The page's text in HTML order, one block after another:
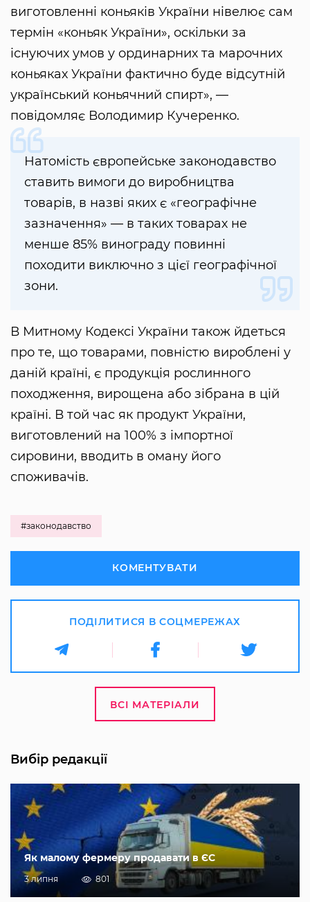
виготовленні коньяків України нівелює сам
термін «коньяк України», оскільки за
існуючих умов у ординарних та марочних
коньяках України фактично буде відсутній
український коньячний спирт», —
повідомляє Володимир Кучеренко.
Натомість європейське законодавство
ставить вимоги до виробництва
товарів, в назві яких є «географічне
зазначення» — в таких товарах не
менше 85% винограду повинні
походити виключно з цієї географічної
зони.
В Митному Кодексі України також йдеться
про те, що товарами, повністю вироблені у
даній країні, є продукція рослинного
походження, вирощена або зібрана в цій
країні. В той час як продукт України,
виготовлений на 100% з імпортної
сировини, вводить в оману його
споживачів.
#законодавство
КОМЕНТУВАТИ
ПОДІЛИТИСЯ В СОЦМЕРЕЖАХ
ВСІ МАТЕРІАЛИ
Вибір редакції
Як малому фермеру продавати в ЄС
3 липня 801